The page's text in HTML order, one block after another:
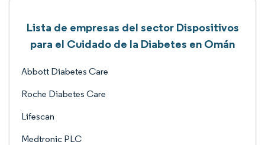
Lista de empresas del sector Dispositivos
para el Cuidado de la Diabetes en Omán
Abbott Diabetes Care
Roche Diabetes Care
Lifescan
Medtronic PLC